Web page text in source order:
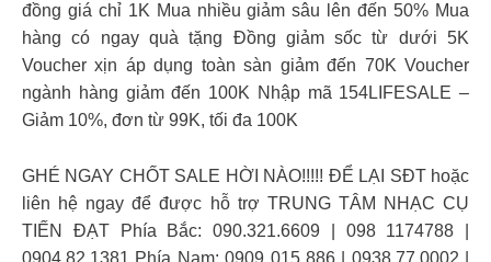
đồng giá chỉ 1K Mua nhiều giảm sâu lên đến 50% Mua
hàng có ngay quà tặng Đồng giảm sốc từ dưới 5K
Voucher xịn áp dụng toàn sàn giảm đến 70K Voucher
ngành hàng giảm đến 100K Nhập mã 154LIFESALE –
Giảm 10%, đơn từ 99K, tối đa 100K
GHÉ NGAY CHỐT SALE HỜI NÀO!!!!! ĐỂ LẠI SĐT hoặc
liên hệ ngay để được hỗ trợ TRUNG TÂM NHẠC CỤ
TIẾN ĐẠT Phía Bắc: 090.321.6609 | 098 1174788‬ |
0904.82.1381 Phía Nam: 0909 015 886 | 0938.77.0002 |